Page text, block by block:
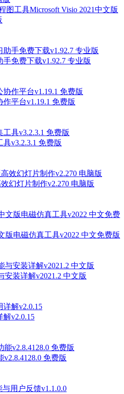
图工具Microsoft Visio 2021中文版
免费下载v1.92.7 专业版
平台v1.19.1 免费版
v3.2.3.1 免费版
幻灯片制作v2.270 电脑版
版电磁仿真工具v2022 中文免费版
安装详解v2021.2 中文版
v2.0.15
免费版